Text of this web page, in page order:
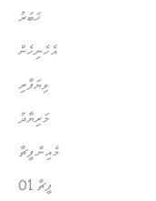
ޚަބަރު
އެހެނިހެން
ވިޔަފާރި
މަރިޔާދު
މެއިން ފީޗާ
ފީޗާ 01